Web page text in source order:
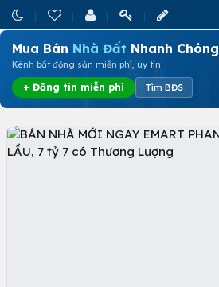
Mua Bán Nhà Đất Nhanh Chóng
Kênh bất động sản miễn phí, uy tín
+ Đăng tin miễn phí Tìm BĐS